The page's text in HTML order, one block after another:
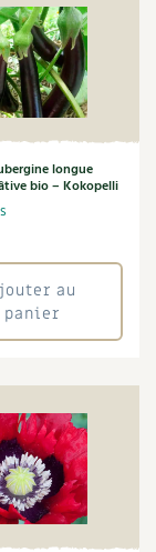
longue
bio – Kokopelli
au
panier